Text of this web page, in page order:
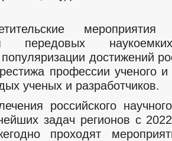
передовых
достижений
профессии ученого
ученых и разработчиков.
российского
задач регионов с
проходят